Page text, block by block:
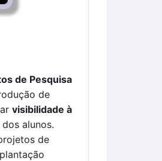
de Pesquisa
de
visibilidade à
dos alunos.
de